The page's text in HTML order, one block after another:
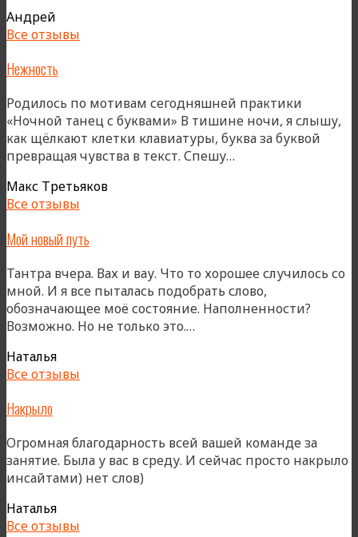
Андрей
Все отзывы
Нежность
Родилось по мотивам сегодняшней практики
«Ночной танец с буквами» В тишине ночи, я слышу,
как щёлкают клетки клавиатуры, буква за буквой
превращая чувства в текст. Спешу…
Макс Третьяков
Все отзывы
Мой новый путь
Тантра вчера. Вах и вау. Что то хорошее случилось со
мной. И я все пыталась подобрать слово,
обозначающее моё состояние. Наполненности?
Возможно. Но не только это.…
Наталья
Все отзывы
Накрыло
Огромная благодарность всей вашей команде за
занятие. Была у вас в среду. И сейчас просто накрыло
инсайтами) нет слов)
Наталья
Все отзывы